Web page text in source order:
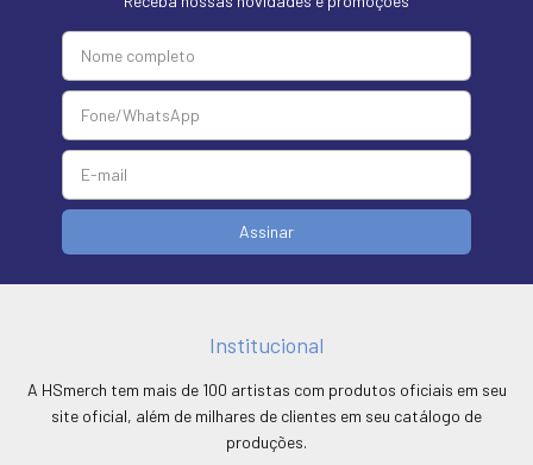
Institucional
A HSmerch tem mais de 100 artistas com produtos oficiais em seu
site oficial, além de milhares de clientes em seu catálogo de
produções.